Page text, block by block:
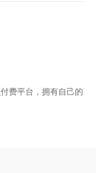
费平台，拥有自己的